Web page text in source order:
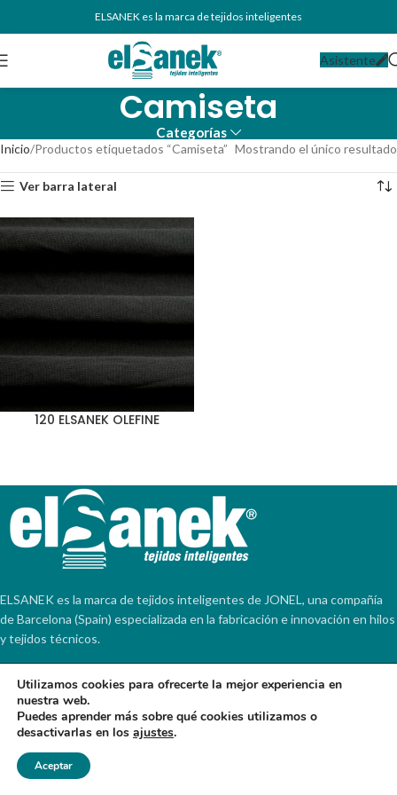
ELSANEK es la marca de tejidos inteligentes
Asistente
Camiseta
Categorías
Inicio Productos etiquetados “Camiseta” Mostrando el único resultado
Ver barra lateral
120 ELSANEK OLEFINE
ELSANEK es la marca de tejidos inteligentes de JONEL, una compañía
de Barcelona (Spain) especializada en la fabricación e innovación en hilos
y tejidos técnicos.
NOTÍCIAS
CONTACT
INFORMACIÓN
© 2026
Utilizamos cookies para ofrecerte la mejor experiencia en
nuestra web.
Puedes aprender más sobre qué cookies utilizamos o
desactivarlas en los ajustes.
Aceptar